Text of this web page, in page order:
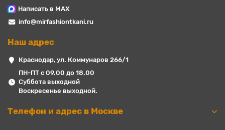
Написать в MAX
info@mirfashiontkani.ru
Наш адрес
Краснодар, ул. Коммунаров 266/1
ПН-ПТ с 09.00 до 18.00
Суббота выходной
Воскресенье выходной.
Телефон и адрес в Москве